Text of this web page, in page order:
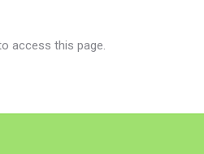
access this page.